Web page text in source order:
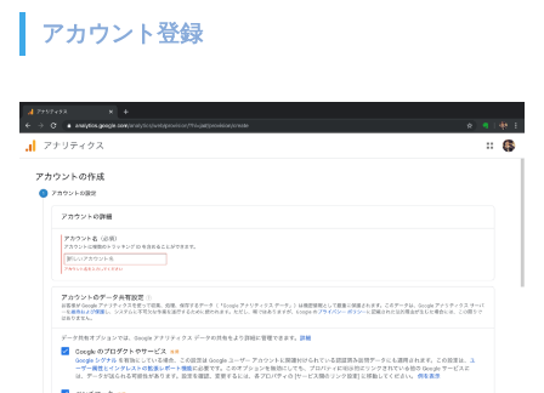
アカウント登録